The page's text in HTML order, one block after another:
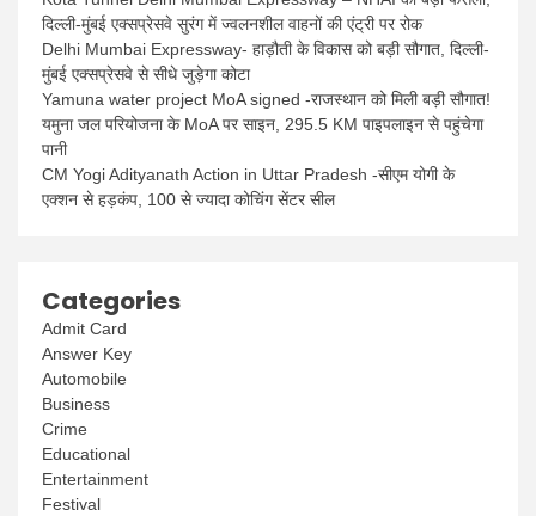
दिल्ली-मुंबई एक्सप्रेसवे सुरंग में ज्वलनशील वाहनों की एंट्री पर रोक
Delhi Mumbai Expressway- हाड़ौती के विकास को बड़ी सौगात, दिल्ली-
मुंबई एक्सप्रेसवे से सीधे जुड़ेगा कोटा
Yamuna water project MoA signed -राजस्थान को मिली बड़ी सौगात!
यमुना जल परियोजना के MoA पर साइन, 295.5 KM पाइपलाइन से पहुंचेगा
पानी
CM Yogi Adityanath Action in Uttar Pradesh -सीएम योगी के
एक्शन से हड़कंप, 100 से ज्यादा कोचिंग सेंटर सील
Categories
Admit Card
Answer Key
Automobile
Business
Crime
Educational
Entertainment
Festival